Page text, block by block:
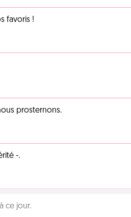
favoris !
prosternons.
-.
ce jour.